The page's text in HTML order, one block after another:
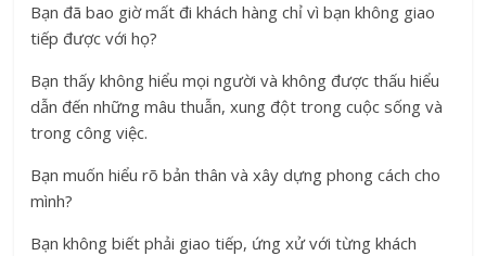
Bạn đã bao giờ mất đi khách hàng chỉ vì bạn không giao
tiếp được với họ?
Bạn thấy không hiểu mọi người và không được thấu hiểu
dẫn đến những mâu thuẫn, xung đột trong cuộc sống và
trong công việc.
Bạn muốn hiểu rõ bản thân và xây dựng phong cách cho
mình?
Bạn không biết phải giao tiếp, ứng xử với từng khách